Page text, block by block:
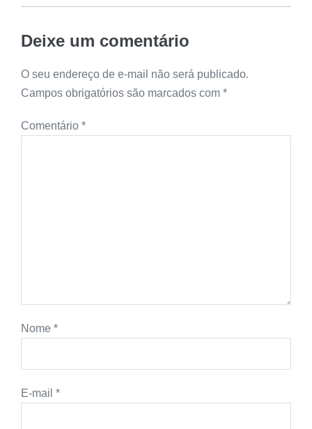
Deixe um comentário
O seu endereço de e-mail não será publicado.
Campos obrigatórios são marcados com *
Comentário *
Nome *
E-mail *